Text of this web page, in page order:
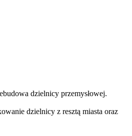
dzielnicy przemysłowej.
dzielnicy z resztą miasta oraz